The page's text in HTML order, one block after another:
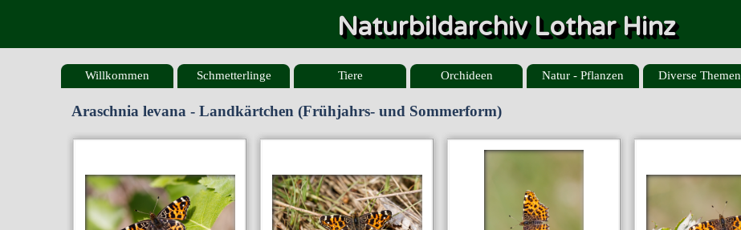
Naturbildarchiv Lothar Hinz
Willkommen Schmetterlinge Tiere Orchideen Natur - Pflanzen Diverse Themen
Araschnia levana - Landkärtchen (Frühjahrs- und Sommerform)